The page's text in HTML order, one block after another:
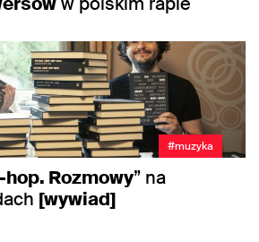
#muzyka
Rozmowy” na
[wywiad]